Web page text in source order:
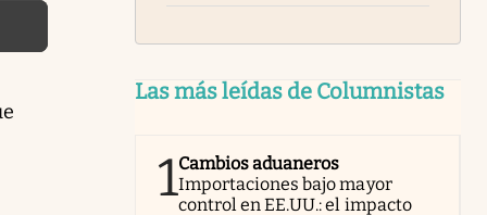
Las más leídas de Columnistas
1Cambios aduaneros
Importaciones bajo mayor
control en EE.UU.: el impacto